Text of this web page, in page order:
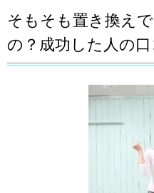
そもそも置き換え
の？成功した人の口